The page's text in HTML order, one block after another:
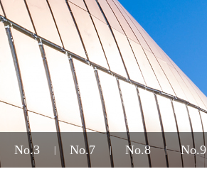
No.3 No.7 No.8 | No.9